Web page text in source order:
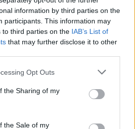
information by third parties on the
participants. This information may
to third parties on the IAB’s List of
that may further disclose it to other
app uses one or more Google
usage behaviour. You may click to
Google and its third-party tags to
specified purposes in below Google
Opt Outs
the Sharing of my
the Sale of my